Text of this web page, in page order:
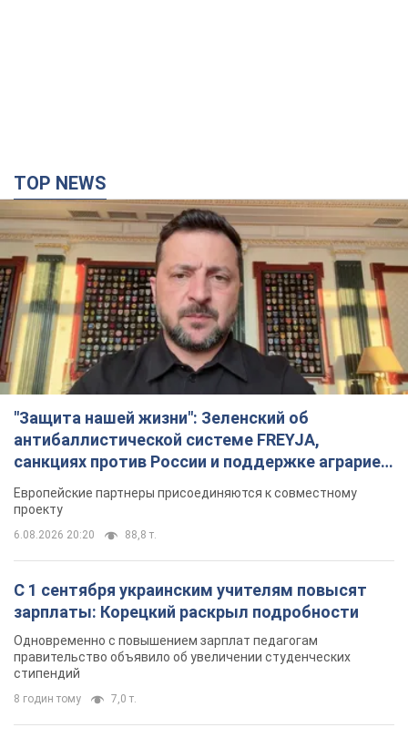
TOP NEWS
"Защита нашей жизни": Зеленский об
антибаллистической системе FREYJA,
санкциях против России и поддержке аграриев.
Видео
Европейские партнеры присоединяются к совместному
проекту
6.08.2026 20:20 88,8 т.
С 1 сентября украинским учителям повысят
зарплаты: Корецкий раскрыл подробности
Одновременно с повышением зарплат педагогам
правительство объявило об увеличении студенческих
стипендий
8 годин тому 7,0 т.